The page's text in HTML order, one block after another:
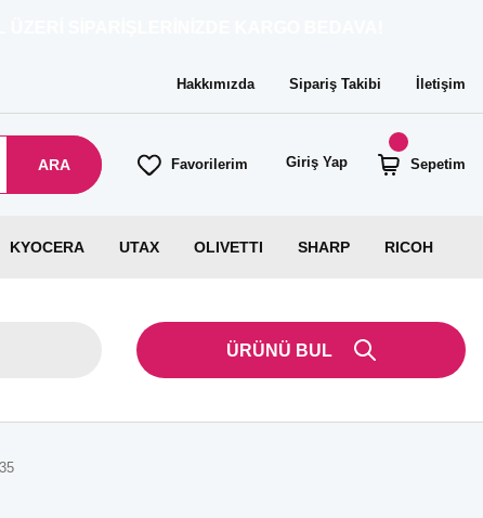
Hakkımızda Sipariş Takibi İletişim
ARA Favorilerim Giriş Yap Sepetim
KYOCERA UTAX OLIVETTI SHARP RICOH
ÜRÜNÜ BUL